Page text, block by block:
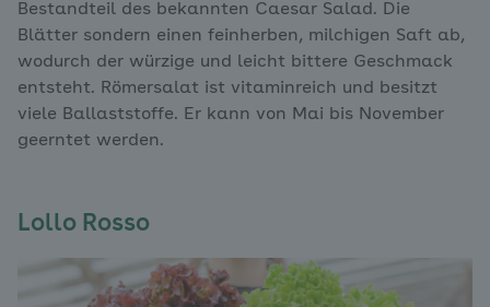
Bestandteil des bekannten Caesar Salad. Die
Blätter sondern einen feinherben, milchigen Saft ab,
wodurch der würzige und leicht bittere Geschmack
entsteht. Römersalat ist vitaminreich und besitzt
viele Ballaststoffe. Er kann von Mai bis November
geerntet werden.
Lollo Rosso